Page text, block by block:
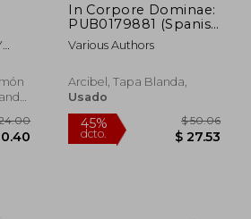
In Corpore Dominae:
PUB0179881 (Spanish
Edition)
Various Authors
Arcibel, Tapa Blanda,
Usado